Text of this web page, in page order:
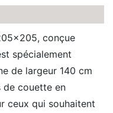
conçue
spécialement
de largeur 140 cm
de couette en
ceux qui souhaitent